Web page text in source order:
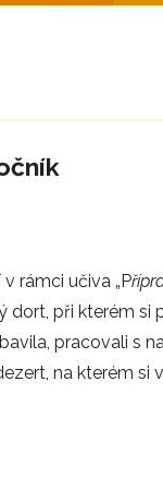
rámci učiva „P
dort, při kterém si
pracovali s
na kterém si